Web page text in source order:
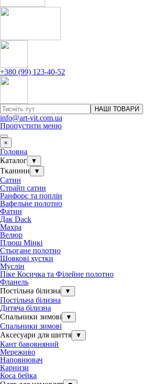
+380 (99) 123-40-52
НАШІ ТОВАРИ
info@art-vit.com.ua
Пропустити меню
×
Головна
Каталог
▼
Тканини ▼
Сатин
Страйп сатин
Ранфорс та поплін
Вафельне полотно
Фатин
Дак Dack
Махра
Велюр
Плюш Мінкі
Стьогане полотно
Шовкові хустки
Муслін
Піке Косичка та Філейне полотно
Фланель
Постільна білизна
▼
Постільна білизна
Дитяча білизна
Спальники зимові
▼
Спальники зимові
Аксесуари для шиття
▼
Кант бавовняний
Мереживо
Наповнювач
Карнизи
Коса бейка